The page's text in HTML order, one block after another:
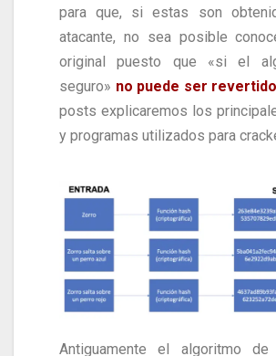
para que, si estas son
atacante, no sea posible
original puesto que «si el
seguro» no puede ser revertido
posts explicaremos los
y programas utilizados para
Antiguamente el algoritmo